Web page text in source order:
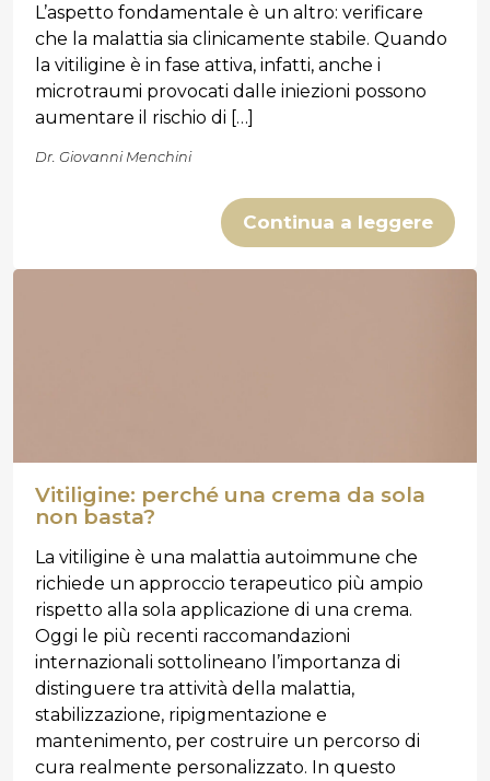
L’aspetto fondamentale è un altro: verificare
che la malattia sia clinicamente stabile. Quando
la vitiligine è in fase attiva, infatti, anche i
microtraumi provocati dalle iniezioni possono
aumentare il rischio di […]
Dr. Giovanni Menchini
Continua a leggere
Vitiligine: perché una crema da sola
non basta?
La vitiligine è una malattia autoimmune che
richiede un approccio terapeutico più ampio
rispetto alla sola applicazione di una crema.
Oggi le più recenti raccomandazioni
internazionali sottolineano l’importanza di
distinguere tra attività della malattia,
stabilizzazione, ripigmentazione e
mantenimento, per costruire un percorso di
cura realmente personalizzato. In questo